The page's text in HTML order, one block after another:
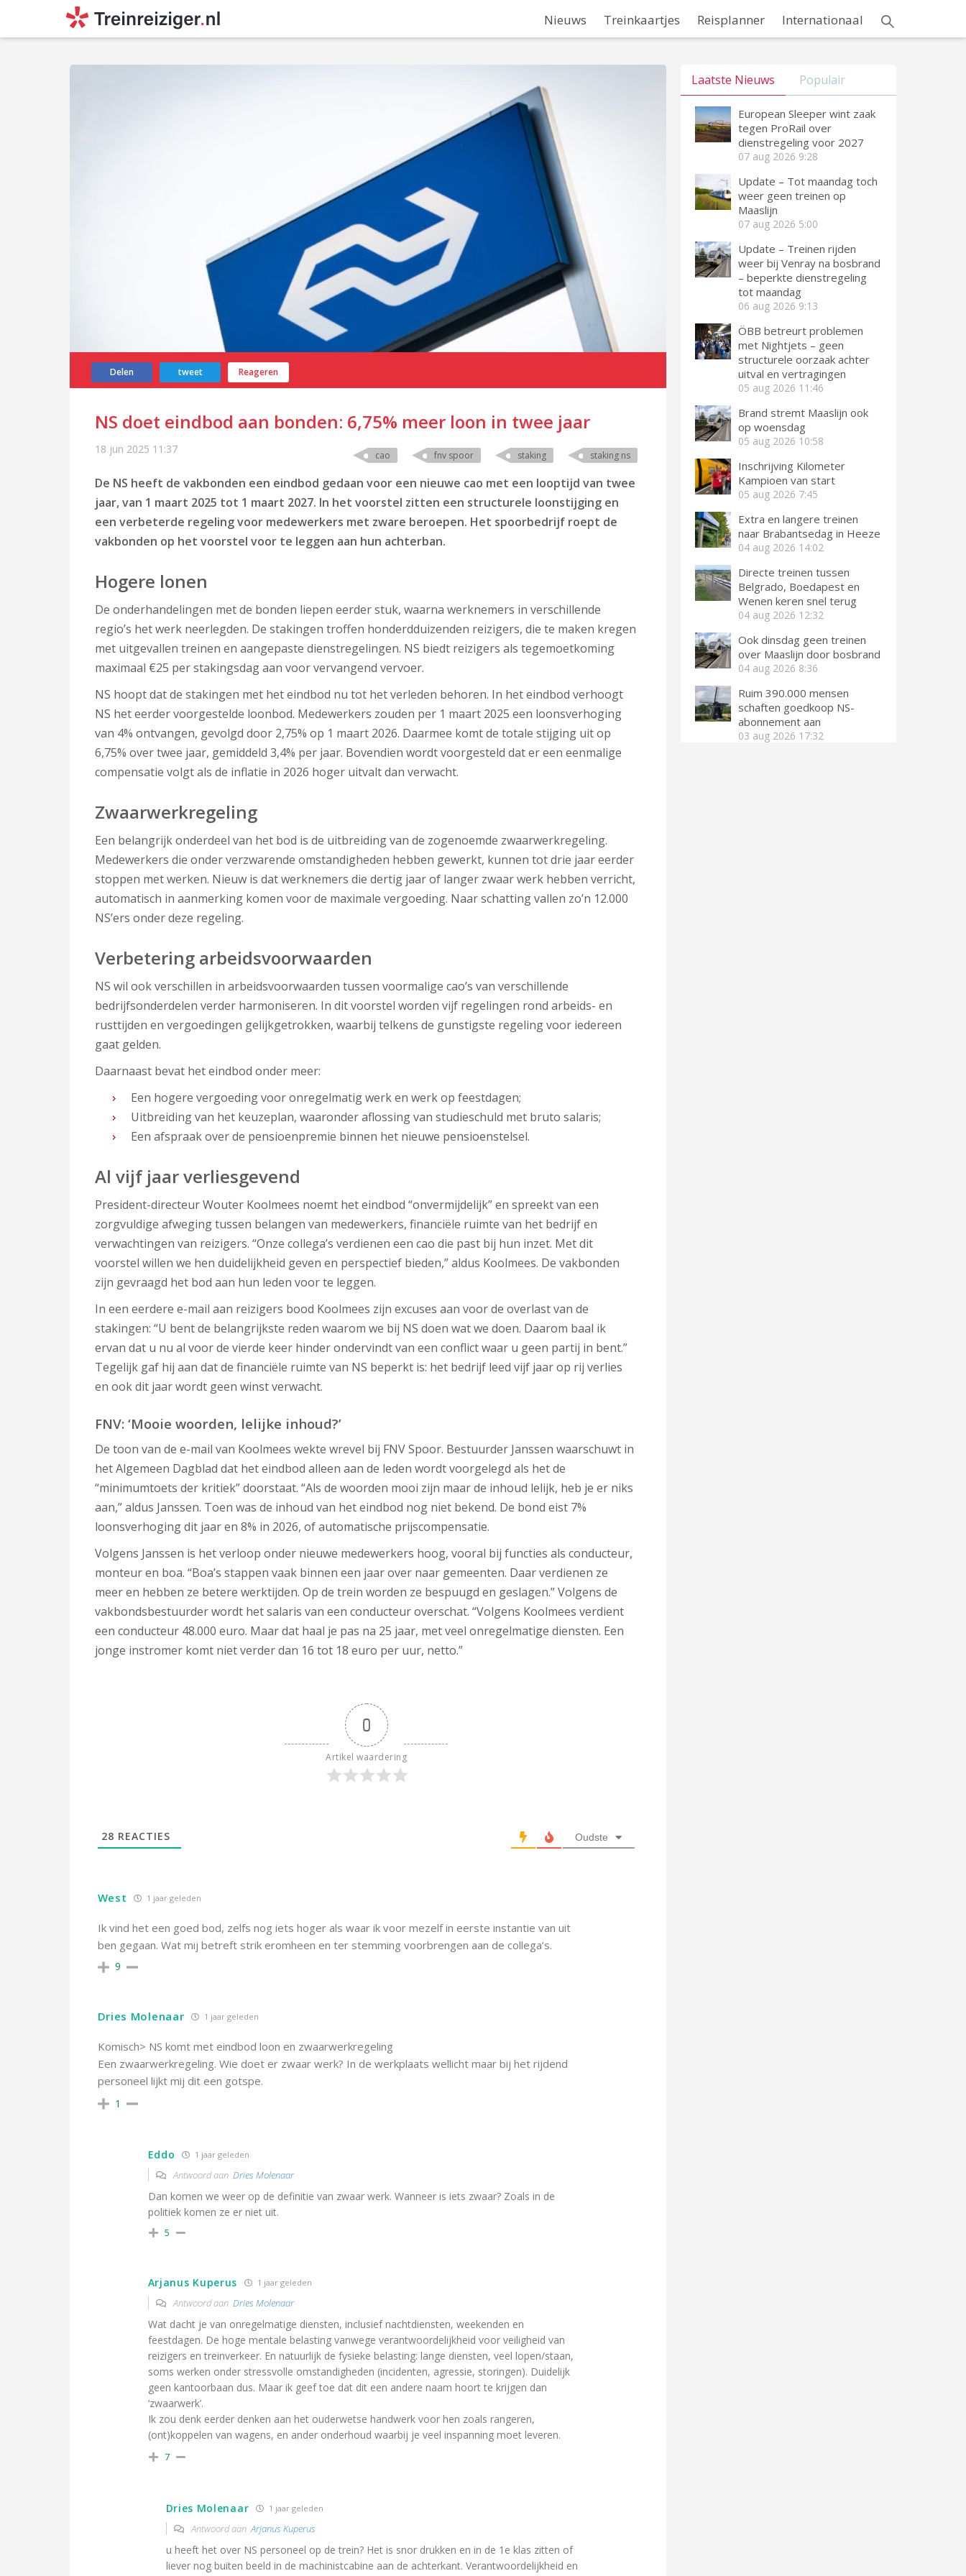
Nieuws Treinkaartjes Reisplanner Internationaal
Delen tweet Reageren
NS doet eindbod aan bonden: 6,75% meer loon in twee jaar
18 jun 2025 11:37 cao fnv spoor staking staking ns
De NS heeft de vakbonden een eindbod gedaan voor een nieuwe cao met een looptijd van twee
jaar, van 1 maart 2025 tot 1 maart 2027. In het voorstel zitten een structurele loonstijging en
een verbeterde regeling voor medewerkers met zware beroepen. Het spoorbedrijf roept de
vakbonden op het voorstel voor te leggen aan hun achterban.
Hogere lonen
De onderhandelingen met de bonden liepen eerder stuk, waarna werknemers in verschillende
regio’s het werk neerlegden. De stakingen troffen honderdduizenden reizigers, die te maken kregen
met uitgevallen treinen en aangepaste dienstregelingen. NS biedt reizigers als tegemoetkoming
maximaal €25 per stakingsdag aan voor vervangend vervoer.
NS hoopt dat de stakingen met het eindbod nu tot het verleden behoren. In het eindbod verhoogt
NS het eerder voorgestelde loonbod. Medewerkers zouden per 1 maart 2025 een loonsverhoging
van 4% ontvangen, gevolgd door 2,75% op 1 maart 2026. Daarmee komt de totale stijging uit op
6,75% over twee jaar, gemiddeld 3,4% per jaar. Bovendien wordt voorgesteld dat er een eenmalige
compensatie volgt als de inflatie in 2026 hoger uitvalt dan verwacht.
Zwaarwerkregeling
Een belangrijk onderdeel van het bod is de uitbreiding van de zogenoemde zwaarwerkregeling.
Medewerkers die onder verzwarende omstandigheden hebben gewerkt, kunnen tot drie jaar eerder
stoppen met werken. Nieuw is dat werknemers die dertig jaar of langer zwaar werk hebben verricht,
automatisch in aanmerking komen voor de maximale vergoeding. Naar schatting vallen zo’n 12.000
NS’ers onder deze regeling.
Verbetering arbeidsvoorwaarden
NS wil ook verschillen in arbeidsvoorwaarden tussen voormalige cao’s van verschillende
bedrijfsonderdelen verder harmoniseren. In dit voorstel worden vijf regelingen rond arbeids- en
rusttijden en vergoedingen gelijkgetrokken, waarbij telkens de gunstigste regeling voor iedereen
gaat gelden.
Daarnaast bevat het eindbod onder meer:
Een hogere vergoeding voor onregelmatig werk en werk op feestdagen;
Uitbreiding van het keuzeplan, waaronder aflossing van studieschuld met bruto salaris;
Een afspraak over de pensioenpremie binnen het nieuwe pensioenstelsel.
Al vijf jaar verliesgevend
President-directeur Wouter Koolmees noemt het eindbod “onvermijdelijk” en spreekt van een
zorgvuldige afweging tussen belangen van medewerkers, financiële ruimte van het bedrijf en
verwachtingen van reizigers. “Onze collega’s verdienen een cao die past bij hun inzet. Met dit
voorstel willen we hen duidelijkheid geven en perspectief bieden,” aldus Koolmees. De vakbonden
zijn gevraagd het bod aan hun leden voor te leggen.
In een eerdere e-mail aan reizigers bood Koolmees zijn excuses aan voor de overlast van de
stakingen: “U bent de belangrijkste reden waarom we bij NS doen wat we doen. Daarom baal ik
ervan dat u nu al voor de vierde keer hinder ondervindt van een conflict waar u geen partij in bent.”
Tegelijk gaf hij aan dat de financiële ruimte van NS beperkt is: het bedrijf leed vijf jaar op rij verlies
en ook dit jaar wordt geen winst verwacht.
FNV: ‘Mooie woorden, lelijke inhoud?’
De toon van de e-mail van Koolmees wekte wrevel bij FNV Spoor. Bestuurder Janssen waarschuwt in
het Algemeen Dagblad dat het eindbod alleen aan de leden wordt voorgelegd als het de
“minimumtoets der kritiek” doorstaat. “Als de woorden mooi zijn maar de inhoud lelijk, heb je er niks
aan,” aldus Janssen. Toen was de inhoud van het eindbod nog niet bekend. De bond eist 7%
loonsverhoging dit jaar en 8% in 2026, of automatische prijscompensatie.
Volgens Janssen is het verloop onder nieuwe medewerkers hoog, vooral bij functies als conducteur,
monteur en boa. “Boa’s stappen vaak binnen een jaar over naar gemeenten. Daar verdienen ze
meer en hebben ze betere werktijden. Op de trein worden ze bespuugd en geslagen.” Volgens de
vakbondsbestuurder wordt het salaris van een conducteur overschat. “Volgens Koolmees verdient
een conducteur 48.000 euro. Maar dat haal je pas na 25 jaar, met veel onregelmatige diensten. Een
jonge instromer komt niet verder dan 16 tot 18 euro per uur, netto.”
0
Artikel waardering
28 REACTIES Oudste
West 1 jaar geleden
Ik vind het een goed bod, zelfs nog iets hoger als waar ik voor mezelf in eerste instantie van uit
ben gegaan. Wat mij betreft strik eromheen en ter stemming voorbrengen aan de collega’s.
9
Dries Molenaar 1 jaar geleden
Komisch> NS komt met eindbod loon en zwaarwerkregeling
Een zwaarwerkregeling. Wie doet er zwaar werk? In de werkplaats wellicht maar bij het rijdend
personeel lijkt mij dit een gotspe.
1
Eddo 1 jaar geleden
Antwoord aan Dries Molenaar
Dan komen we weer op de definitie van zwaar werk. Wanneer is iets zwaar? Zoals in de
politiek komen ze er niet uit.
5
Arjanus Kuperus 1 jaar geleden
Antwoord aan Dries Molenaar
Wat dacht je van onregelmatige diensten, inclusief nachtdiensten, weekenden en
feestdagen. De hoge mentale belasting vanwege verantwoordelijkheid voor veiligheid van
reizigers en treinverkeer. En natuurlijk de fysieke belasting: lange diensten, veel lopen/staan,
soms werken onder stressvolle omstandigheden (incidenten, agressie, storingen). Duidelijk
geen kantoorbaan dus. Maar ik geef toe dat dit een andere naam hoort te krijgen dan
‘zwaarwerk’.
Ik zou denk eerder denken aan het ouderwetse handwerk voor hen zoals rangeren,
(ont)koppelen van wagens, en ander onderhoud waarbij je veel inspanning moet leveren.
7
Dries Molenaar 1 jaar geleden
Antwoord aanArjanus Kuperus
u heeft het over NS personeel op de trein? Het is snor drukken en in de 1e klas zitten of
liever nog buiten beeld in de machinistcabine aan de achterkant. Verantwoordelijkheid en
Laatste Nieuws Populair
European Sleeper wint zaak
tegen ProRail over
dienstregeling voor 2027
07 aug 2026 9:28
Update – Tot maandag toch
weer geen treinen op
Maaslijn
07 aug 2026 5:00
Update – Treinen rijden
weer bij Venray na bosbrand
– beperkte dienstregeling
tot maandag
06 aug 2026 9:13
ÖBB betreurt problemen
met Nightjets – geen
structurele oorzaak achter
uitval en vertragingen
05 aug 2026 11:46
Brand stremt Maaslijn ook
op woensdag
05 aug 2026 10:58
Inschrijving Kilometer
Kampioen van start
05 aug 2026 7:45
Extra en langere treinen
naar Brabantsedag in Heeze
04 aug 2026 14:02
Directe treinen tussen
Belgrado, Boedapest en
Wenen keren snel terug
04 aug 2026 12:32
Ook dinsdag geen treinen
over Maaslijn door bosbrand
04 aug 2026 8:36
Ruim 390.000 mensen
schaften goedkoop NS-
abonnement aan
03 aug 2026 17:32